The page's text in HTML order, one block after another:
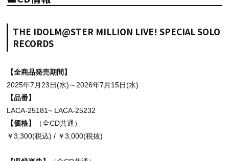
THE IDOLM@STER MILLION LIVE! SPECIAL SOLO
RECORDS
【全商品発売期間】
2025年7月23日(水)～2026年7月15日(水)
【品番】
LACA-25181~ LACA-25232
【価格】
（全CD共通）
￥3,300(税込) / ￥3,000(税抜)